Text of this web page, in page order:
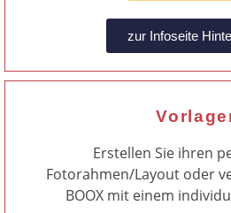
zur Infoseite
Erstellen Sie ihren
Fotorahmen/Layout oder
BOOX mit einem